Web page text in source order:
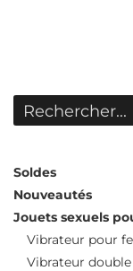
Soldes
Nouveautés
Jouets sexuels
Vibrateur pour
Vibrateur